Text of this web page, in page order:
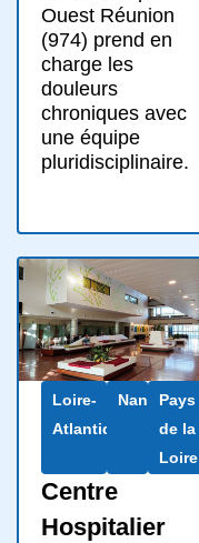
Ouest Réunion
(974) prend en
charge les
douleurs
chroniques avec
une équipe
pluridisciplinaire.
Loire-
Atlantique
NantesPays
de la
Loire
Centre
Hospitalier